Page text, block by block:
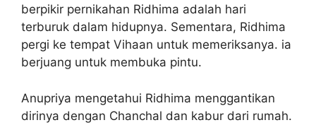
berpikir pernikahan Ridhima adalah hari
terburuk dalam hidupnya. Sementara, Ridhima
pergi ke tempat Vihaan untuk memeriksanya. ia
berjuang untuk membuka pintu.
Anupriya mengetahui Ridhima menggantikan
dirinya dengan Chanchal dan kabur dari rumah.